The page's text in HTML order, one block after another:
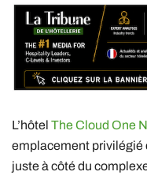
L’hôtel The Cloud One
emplacement privilégié
juste à côté du